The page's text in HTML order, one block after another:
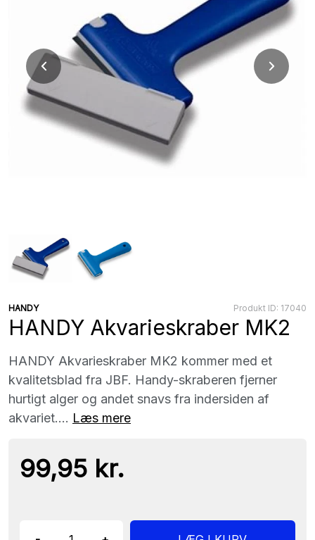
HANDY Produkt ID: 17040
HANDY Akvarieskraber MK2
HANDY Akvarieskraber MK2 kommer med et
kvalitetsblad fra JBF. Handy-skraberen fjerner
hurtigt alger og andet snavs fra indersiden af ​​
akvariet.... Læs mere
99,95 kr.